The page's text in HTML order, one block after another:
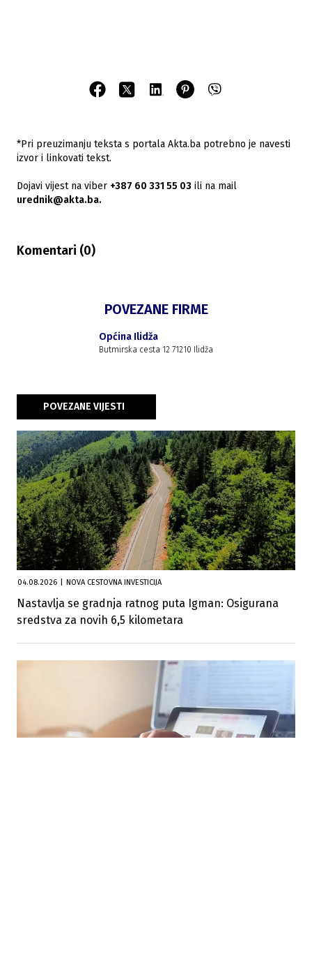
*Pri preuzimanju teksta s portala Akta.ba potrebno je navesti
izvor i linkovati tekst.
Dojavi vijest na viber +387 60 331 55 03 ili na mail
urednik@akta.ba.
Komentari (0)
POVEZANE FIRME
Općina Ilidža
Butmirska cesta 12 71210 Ilidža
POVEZANE VIJESTI
04.08.2026 NOVA CESTOVNA INVESTICIJA
Nastavlja se gradnja ratnog puta Igman: Osigurana
sredstva za novih 6,5 kilometara